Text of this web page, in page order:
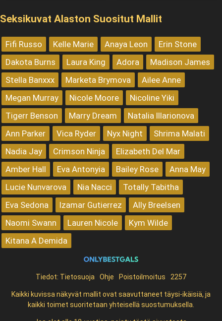
Seksikuvat Alaston Suositut Mallit
Fifi Russo Kelle Marie Anaya Leon
Erin Stone
Dakota Burns
Laura King Adora
Madison James
Stella Banxxx
Marketa Brymova
Ailee Anne
Megan Murray
Nicole Moore
Nicoline Yiki
Tigerr Benson
Marry Dream
Natalia Illarionova
Ann Parker
Vica Ryder Nyx Night
Shrima Malati
Nadia Jay
Crimson Ninja
Elizabeth Del Mar
Amber Hall
Eva Antonyia Bailey Rose
Anna May
Lucie Nunvarova
Nia Nacci
Totally Tabitha
Eva Sedona
Izamar Gutierrez
Ally Breelsen
Naomi Swann
Lauren Nicole
Kym Wilde
Kitana A Demida
Tiedot: Tietosuoja Ohje Poistoilmoitus 2257
Kaikki kuvissa näkyvät mallit ovat saavuttaneet täysi-ikäisiä, ja
kaikki toimet suoritetaan yhteisellä suostumuksella.